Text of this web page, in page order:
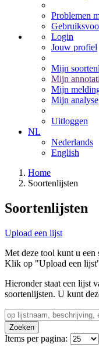
Problemen
Login
Jouw profiel
Mijn
Mijn
Mijn
Mijn analyse
Uitloggen
NL
Nederlands
English
Home
Soortenlijsten
Soortenlijsten
Upload een lijst
Met deze tool kunt u een
Klik op "Upload een
Hieronder staat een lijst
soortenlijsten. U kunt
Zoeken
Items per pagina: